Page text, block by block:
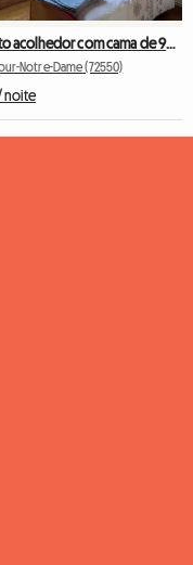
Quarto acolhedor com cama de 90 cm, a 6 km da Universidade de Le Mans
Notre-Dame (72550)
noite